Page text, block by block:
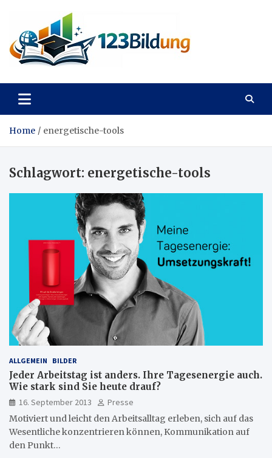
content
123Bildung
Home energetische-tools
Schlagwort: energetische-tools
ALLGEMEIN BILDER
Jeder Arbeitstag ist anders. Ihre Tagesenergie auch.
Wie stark sind Sie heute drauf?
16. September 2013
Presse
Motiviert und leicht den Arbeitsalltag erleben, sich auf das
Wesentliche konzentrieren können, Kommunikation auf
den Punkt…